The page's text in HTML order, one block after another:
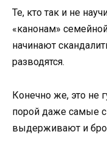
Те, кто так и не
«канонам»
начинают
разводятся.
Конечно же, это не
порой даже самые
выдерживают и